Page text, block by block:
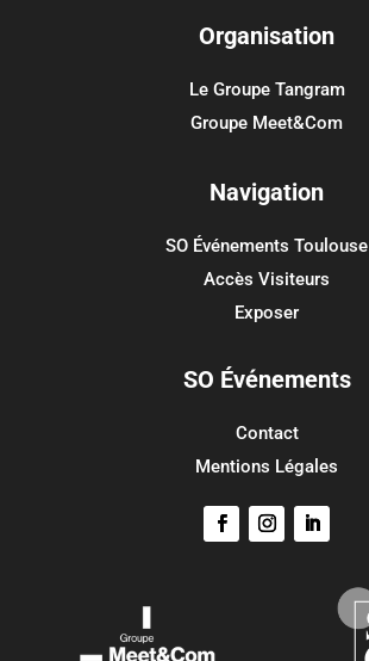
Flux des commentaires
Site de WordPress-FR
Organisation
Le Groupe Tangram
Groupe Meet&Com
Navigation
SO Événements Toulouse
Accès Visiteurs
Exposer
SO Événements
Contact
Mentions Légales